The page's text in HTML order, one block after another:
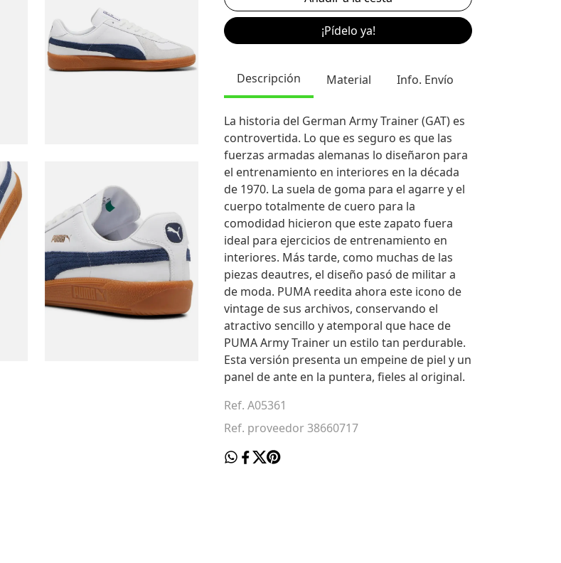
¡Pídelo ya!
Descripción Material Info. Envío
La historia del German Army Trainer (GAT) es
controvertida. Lo que es seguro es que las
fuerzas armadas alemanas lo diseñaron para
el entrenamiento en interiores en la década
de 1970. La suela de goma para el agarre y el
cuerpo totalmente de cuero para la
comodidad hicieron que este zapato fuera
ideal para ejercicios de entrenamiento en
interiores. Más tarde, como muchas de las
piezas deautres, el diseño pasó de militar a
de moda. PUMA reedita ahora este icono de
vintage de sus archivos, conservando el
atractivo sencillo y atemporal que hace de
PUMA Army Trainer un estilo tan perdurable.
Esta versión presenta un empeine de piel y un
panel de ante en la puntera, fieles al original.
Ref. A05361
Ref. proveedor 38660717